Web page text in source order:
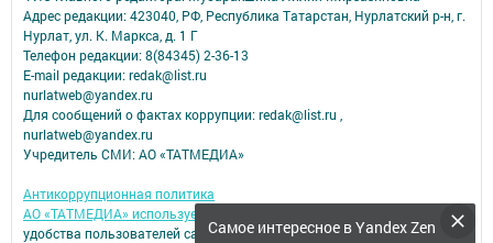
Самое интересное в Yandex Zen
Адрес редакции: 423040, РФ, Республика Татарстан, Нурлатский р-н, г.
Нурлат, ул. К. Маркса, д. 1 Г
Телефон редакции: 8(84345) 2-36-13
E-mail редакции: redak@list.ru
nurlatweb@yandex.ru
Для сообщений о фактах коррупции: redak@list.ru ,
nurlatweb@yandex.ru
Учредитель СМИ: АО «ТАТМЕДИА»
Антикоррупционная политика
АО «ТАТМЕДИА» использует «cookie»
для персонализации сервисов и
удобства пользователей сайтом.